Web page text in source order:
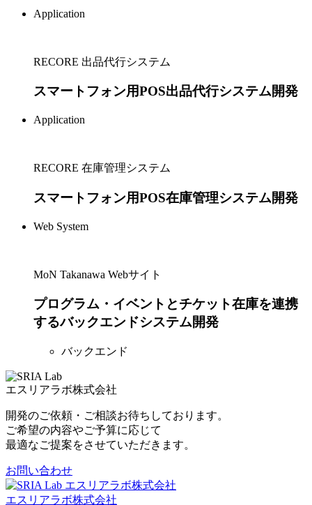
Application
RECORE 出品代行システム
スマートフォン用POS出品代行システム開発
Application
RECORE 在庫管理システム
スマートフォン用POS在庫管理システム開発
Web System
MoN Takanawa Webサイト
プログラム・イベントとチケット在庫を連携
するバックエンドシステム開発
バックエンド
エスリアラボ株式会社
開発のご依頼・ご相談お待ちしております。
ご希望の内容やご予算に応じて
最適なご提案をさせていただきます。
お問い合わせ
エスリアラボ株式会社